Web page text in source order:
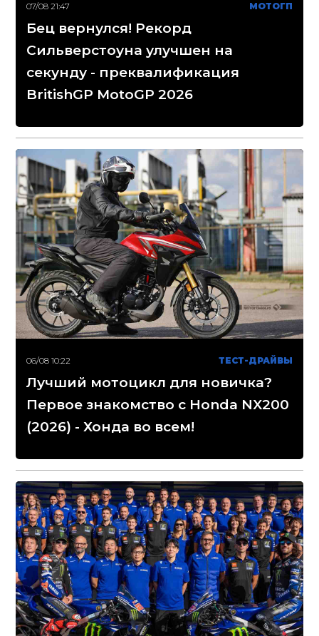
07/08 21:47 МОТОГП
Бец вернулся! Рекорд
Сильверстоуна улучшен на
секунду - преквалификация
BritishGP MotoGP 2026
06/08 10:22 ТЕСТ-ДРАЙВЫ
Лучший мотоцикл для новичка?
Первое знакомство с Honda NX200
(2026) - Хонда во всем!